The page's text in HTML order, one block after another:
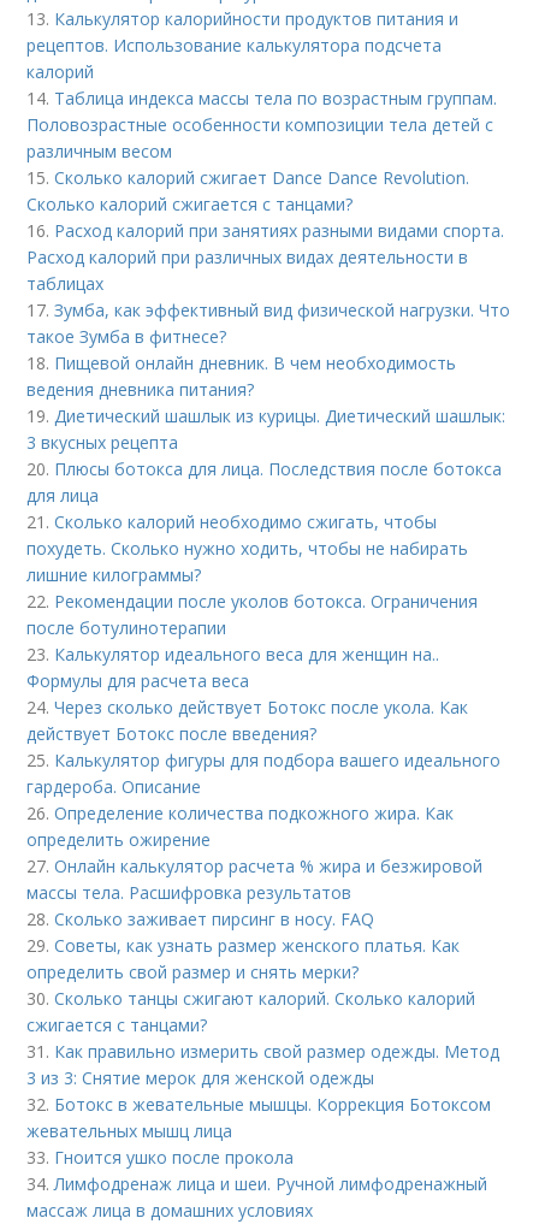
13. Калькулятор калорийности продуктов питания и
рецептов. Использование калькулятора подсчета
калорий
14. Таблица индекса массы тела по возрастным группам.
Половозрастные особенности композиции тела детей с
различным весом
15.Сколько калорий сжигает Dance Dance Revolution.
Сколько калорий сжигается с танцами?
16. Расход калорий при занятиях разными видами спорта.
Расход калорий при различных видах деятельности в
таблицах
17.Зумба, как эффективный вид физической нагрузки. Что
такое Зумба в фитнесе?
18. Пищевой онлайн дневник. В чем необходимость
ведения дневника питания?
19.Диетический шашлык из курицы. Диетический шашлык:
3 вкусных рецепта
20. Плюсы ботокса для лица. Последствия после ботокса
для лица
21.Сколько калорий необходимо сжигать, чтобы
похудеть. Сколько нужно ходить, чтобы не набирать
лишние килограммы?
22. Рекомендации после уколов ботокса. Ограничения
после ботулинотерапии
23. Калькулятор идеального веса для женщин на..
Формулы для расчета веса
24.Через сколько действует Ботокс после укола. Как
действует Ботокс после введения?
25. Калькулятор фигуры для подбора вашего идеального
гардероба. Описание
26.Определение количества подкожного жира. Как
определить ожирение
27.Онлайн калькулятор расчета % жира и безжировой
массы тела. Расшифровка результатов
28.Сколько заживает пирсинг в носу. FAQ
29.Советы, как узнать размер женского платья. Как
определить свой размер и снять мерки?
30.Сколько танцы сжигают калорий. Сколько калорий
сжигается с танцами?
31. Как правильно измерить свой размер одежды. Метод
3 из 3: Снятие мерок для женской одежды
32. Ботокс в жевательные мышцы. Коррекция Ботоксом
жевательных мышц лица
33. Гноится ушко после прокола
34.Лимфодренаж лица и шеи. Ручной лимфодренажный
массаж лица в домашних условиях